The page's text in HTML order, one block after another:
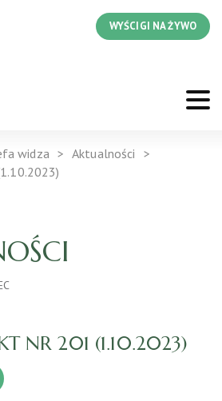
WYŚCIGI NA ŻYWO
widza
Aktualności
NR 201 (1.10.2023)